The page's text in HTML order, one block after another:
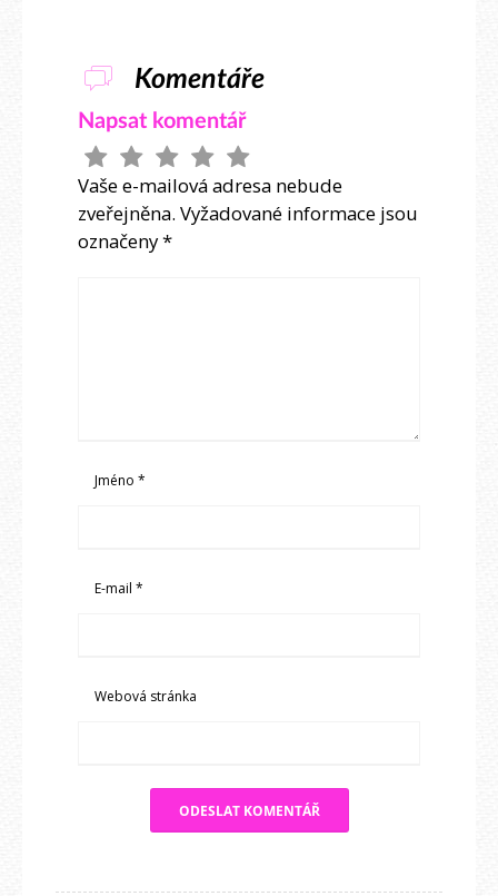
Komentáře
Napsat komentář
Vaše e-mailová adresa nebude
zveřejněna. Vyžadované informace jsou
označeny*
Jméno*
E-mail*
Webová stránka